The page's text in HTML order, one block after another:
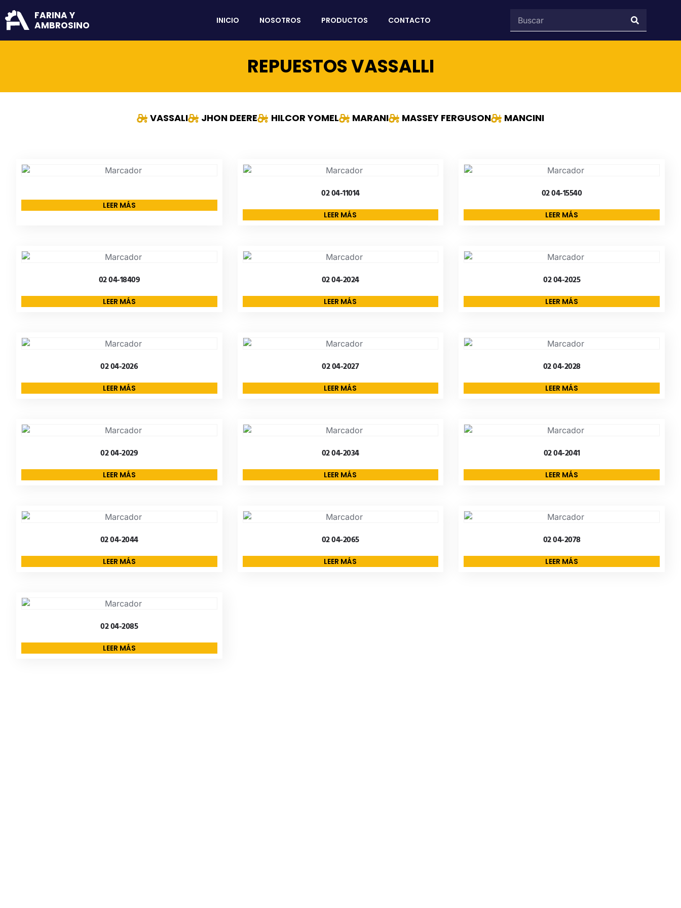
FARINA Y
AMBROSINO
INICIO NOSOTROS PRODUCTOS CONTACTO
REPUESTOS VASSALLI
VASSALI JHON DEERE HILCOR YOMEL MARANI MASSEY FERGUSON MANCINI
LEER MÁS
02 04-11014
LEER MÁS
02 04-15540
LEER MÁS
02 04-18409
LEER MÁS
02 04-2024
LEER MÁS
02 04-2025
LEER MÁS
02 04-2026
LEER MÁS
02 04-2027
LEER MÁS
02 04-2028
LEER MÁS
02 04-2029
LEER MÁS
02 04-2034
LEER MÁS
02 04-2041
LEER MÁS
02 04-2044
LEER MÁS
02 04-2065
LEER MÁS
02 04-2078
LEER MÁS
02 04-2085
LEER MÁS